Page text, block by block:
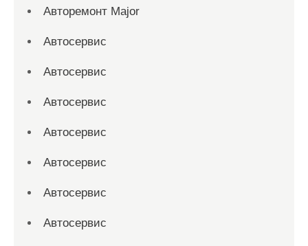
Авторемонт Major
Автосервис
Автосервис
Автосервис
Автосервис
Автосервис
Автосервис
Автосервис